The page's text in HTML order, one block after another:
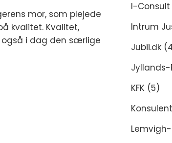
mor, som plejede
kvalitet. Kvalitet,
i dag den særlige
I-Consult
Intrum
Jubii.dk
Jyllands-
KFK (5)